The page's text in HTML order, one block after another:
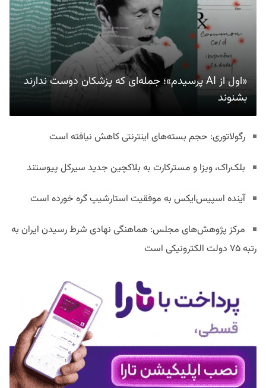
«اول از AI پرسیدم»؛ جمله‌ای که پزشکان دوست ندارند
بشنوند
رگولاتوری: حجم بسته‌های اینترنتی کاهش نیافته است
بلک‌راک، ویزا و مسترکارت به بلاکچین جدید سیرکل پیوستند
آینده اسپیس‌ایکس به موفقیت استارشیپ گره خورده است
مرکز پژوهش‌های مجلس: هماهنگی نهادی شرط رسیدن ایران به
رتبه ۷۵ دولت الکترونیکی است